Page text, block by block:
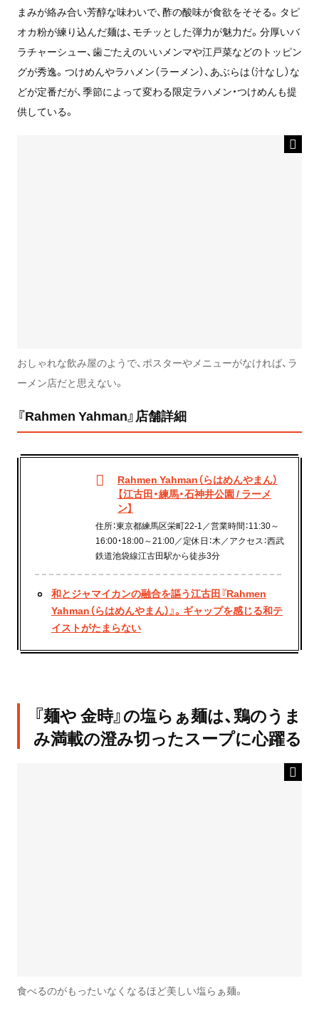
まみが絡み合い芳醇な味わいで、酢の酸味が食欲をそそる。タピ
オカ粉が練り込んだ麺は、モチッとした弾力が魅力だ。分厚いバ
ラチャーシュー、歯ごたえのいいメンマや江戸菜などのトッピン
グが秀逸。つけめんやラハメン（ラーメン）、あぶらは（汁なし）な
どが定番だが、季節によって変わる限定ラハメン・つけめんも提
供している。
おしゃれな飲み屋のようで、ポスターやメニューがなければ、ラ
ーメン店だと思えない。
『Rahmen Yahman』店舗詳細
Rahmen Yahman（らはめんやまん）
【江古田・練馬・石神井公園 / ラーメ
ン】
住所：東京都練馬区栄町22-1／営業時間：11:30～
16:00・18:00～21:00／定休日：木／アクセス：西武
鉄道池袋線江古田駅から徒歩3分
和とジャマイカンの融合を謳う江古田『Rahmen
Yahman（らはめんやまん）』。ギャップを感じる和テ
イストがたまらない
『麺や 金時』の塩らぁ麺は、鶏のうま
み満載の澄み切ったスープに心躍る
食べるのがもったいなくなるほど美しい塩らぁ麺。